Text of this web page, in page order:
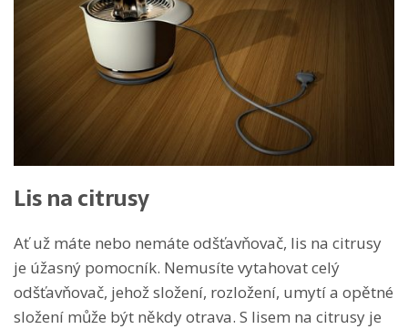
Lis na citrusy
Ať už máte nebo nemáte odšťavňovač, lis na citrusy
je úžasný pomocník. Nemusíte vytahovat celý
odšťavňovač, jehož složení, rozložení, umytí a opětné
složení může být někdy otrava. S lisem na citrusy je